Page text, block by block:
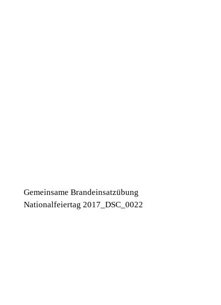
Gemeinsame Brandeinsatzübung
Nationalfeiertag 2017_DSC_0022